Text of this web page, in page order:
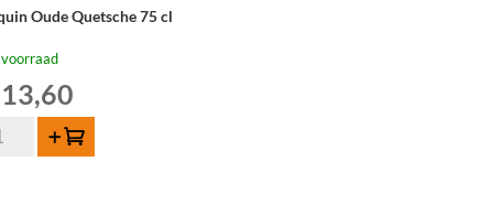
Oude Quetsche 75 cl
13,60
Toevoegen